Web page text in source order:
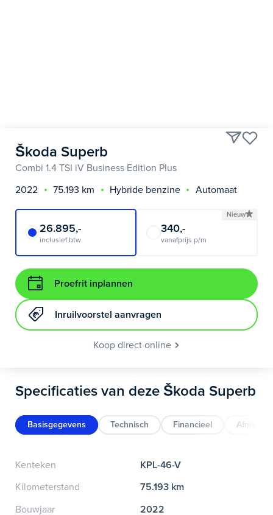
Škoda Superb
Combi 1.4 TSI iV Business Edition Plus
2022
75.193 km Hybride benzine Automaat
26.895,-
inclusief btw
Nieuw
340,-
vanafprijs p/m
Proefrit inplannen
Inruilvoorstel aanvragen
Koop direct online
Specificaties van deze Škoda Superb
Basisgegevens Technisch Financieel
Kenteken
KPL-46-V
Kilometerstand
75.193 km
Bouwjaar
2022